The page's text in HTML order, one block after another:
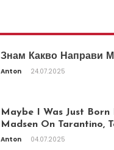
Знам Какво Направи
Anton 24.07.2025
Maybe I Was Just Born
Madsen On Tarantino,
Anton 04.07.2025